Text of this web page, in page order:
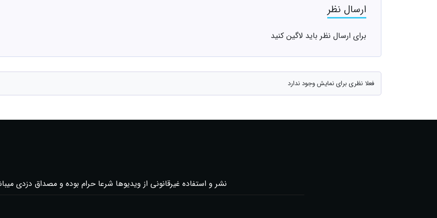
ارسال نظر
برای ارسال نظر باید لاگین کنید
فعلا نظری برای نمایش وجود ندارد
نشر و استفاده غیرقانونی از ویدیوها شرعا حرام بوده و مصداق دزدی